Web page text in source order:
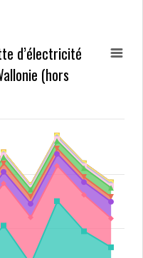
d’électricité
(hors